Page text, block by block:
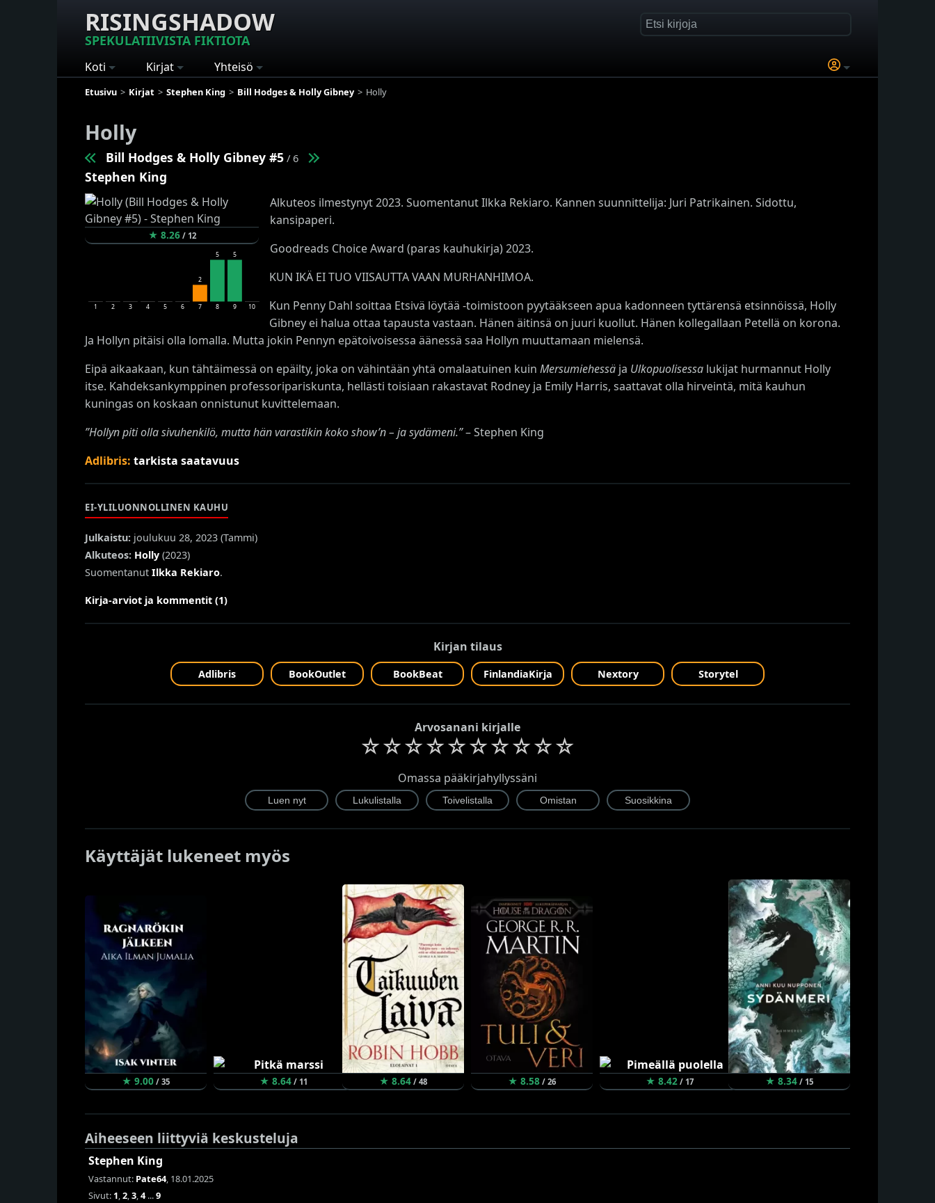
RISINGSHADOW
SPEKULATIIVISTA FIKTIOTA
Koti Kirjat Yhteisö
Etusivu Kirjat Stephen King Bill Hodges & Holly Gibney Holly
Holly
Bill Hodges & Holly Gibney #5 / 6
Stephen King
★ 8.26/ 12
1 2 3 4 5 6
2
7
5
8
5
9 10
Alkuteos ilmestynyt 2023. Suomentanut Ilkka Rekiaro. Kannen suunnittelija: Juri Patrikainen. Sidottu,
kansipaperi.
Goodreads Choice Award (paras kauhukirja) 2023.
KUN IKÄ EI TUO VIISAUTTA VAAN MURHANHIMOA.
Kun Penny Dahl soittaa Etsivä löytää -toimistoon pyytääkseen apua kadonneen tyttärensä etsinnöissä, Holly
Gibney ei halua ottaa tapausta vastaan. Hänen äitinsä on juuri kuollut. Hänen kollegallaan Petellä on korona.
Ja Hollyn pitäisi olla lomalla. Mutta jokin Pennyn epätoivoisessa äänessä saa Hollyn muuttamaan mielensä.
Eipä aikaakaan, kun tähtäimessä on epäilty, joka on vähintään yhtä omalaatuinen kuin Mersumiehessä ja Ulkopuolisessa lukijat hurmannut Holly
itse. Kahdeksankymppinen professoripariskunta, hellästi toisiaan rakastavat Rodney ja Emily Harris, saattavat olla hirveintä, mitä kauhun
kuningas on koskaan onnistunut kuvittelemaan.
”Hollyn piti olla sivuhenkilö, mutta hän varastikin koko show’n – ja sydämeni.”– Stephen King
Adlibris: tarkista saatavuus
EI-YLILUONNOLLINEN KAUHU
Julkaistu: joulukuu 28, 2023 (Tammi)
Alkuteos: Holly (2023)
Suomentanut Ilkka Rekiaro.
Kirja-arviot ja kommentit (1)
Kirjan tilaus
Adlibris BookOutlet BookBeat FinlandiaKirja Nextory Storytel
Arvosanani kirjalle
☆☆☆☆☆☆☆☆☆☆
Omassa pääkirjahyllyssäni
Käyttäjät lukeneet myös
★ 9.00 / 35 ★ 8.64/ 11 ★ 8.64 / 48 ★ 8.58 / 26 ★ 8.42/ 17 ★ 8.34 / 15
Aiheeseen liittyviä keskusteluja
Stephen King
Vastannut: Pate64, 18.01.2025
Sivut: 1,2,3,4...9